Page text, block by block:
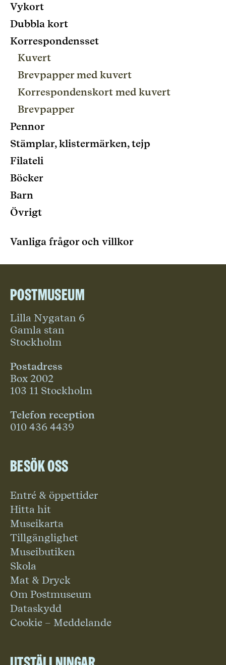
Vykort
Dubbla kort
Korrespondensset
Kuvert
Brevpapper med kuvert
Korrespondenskort med kuvert
Brevpapper
Pennor
Stämplar, klistermärken, tejp
Filateli
Böcker
Barn
Övrigt
Vanliga frågor och villkor
Postmuseum
Lilla Nygatan 6
Gamla stan
Stockholm
Postadress
Box 2002
103 11 Stockholm
Telefon reception
010 436 4439
Besök oss
Entré & öppettider
Hitta hit
Museikarta
Tillgänglighet
Museibutiken
Skola
Mat & Dryck
Om Postmuseum
Dataskydd
Cookie – Meddelande